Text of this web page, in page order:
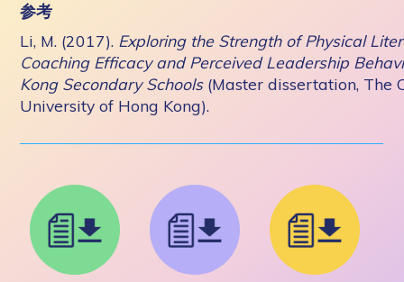
参考
Li, M. (2017). Exploring the Strength of Physical
Coaching Efficacy and Perceived Leadership
Kong Secondary Schools(Master dissertation, The
University of Hong Kong).